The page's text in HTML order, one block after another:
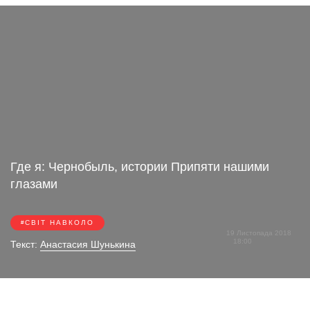
Где я: Чернобыль, истории Припяти нашими
глазами
СВІТ НАВКОЛО
Текст: Анастасия Шунькина
19 Листопада 2018